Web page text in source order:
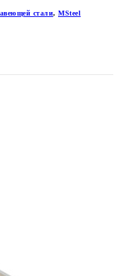
стали, MSteel